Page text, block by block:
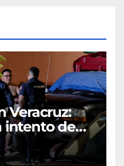
Veracruz:
intento de
video
de